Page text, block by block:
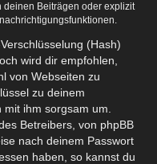
deinen Beiträgen oder explizit
(Hash)
wird dir empfohlen,
von Webseiten zu
zu deinem
ihm sorgsam um.
Betreibers, von phpBB
nach deinem Passwort
haben, so kannst du